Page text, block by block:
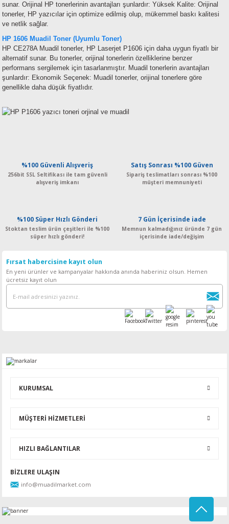
sunar. Orijinal HP tonerlerinin avantajları şunlardır: Yüksek Kalite: Orijinal
tonerler, HP yazıcılar için optimize edilmiş olup, mükemmel baskı kalitesi
ve netlik sağlar.
HP 1606 Muadil Toner (Uyumlu Toner)
HP CE278A Muadil tonerler, HP Laserjet P1606 için daha uygun fiyatlı bir
alternatif sunar. Bu tonerler, orijinal tonerlerin özelliklerine benzer
performans sergilemek için tasarlanmıştır. Muadil tonerlerin avantajları
şunlardır: Ekonomik Seçenek: Muadil tonerler, orijinal tonerlere göre
genellikle daha düşük fiyatlıdır.
%100 Güvenli Alışveriş
256bit SSL Seltifikası ile tam güvenli
alışveriş imkanı
Satış Sonrası %100 Güven
Sipariş teslimatları sonrası %100
müşteri memnuniyeti
%100 Süper Hızlı Gönderi
Stoktan teslim ürün çeşitleri ile %100
süper hızlı gönderi!
7 Gün İçerisinde iade
Memnun kalmadığınız üründe 7 gün
içerisinde iade/değişim
Fırsat habercisine kayıt olun
En yeni ürünler ve kampanyalar hakkında anında haberiniz olsun. Hemen
ücretsiz kayıt olun
KURUMSAL
MÜŞTERİ HİZMETLERİ
HIZLI BAĞLANTILAR
BİZLERE ULAŞIN
info@muadilmarket.com